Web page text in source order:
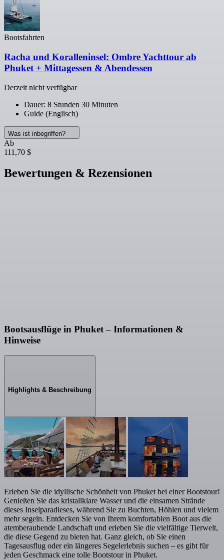
Bootsfahrten
Racha und Koralleninsel: Ombre Yachttour ab
Phuket + Mittagessen & Abendessen
Derzeit nicht verfügbar
Dauer: 8 Stunden 30 Minuten
Guide (Englisch)
Was ist inbegriffen?
Ab
111,70 $
Bewertungen & Rezensionen
Bootsausflüge in Phuket – Informationen &
Hinweise
Highlights & Beschreibung
Erleben Sie die idyllische Schönheit von Phuket bei einer Bootstour!
Genießen Sie das kristallklare Wasser und die einsamen Strände
dieses Inselparadieses, während Sie zu Buchten, Höhlen und vielem
mehr segeln. Entdecken Sie von Ihrem komfortablen Boot aus die
atemberaubende Landschaft und erleben Sie die vielfältige Tierwelt,
die diese Gegend zu bieten hat. Ganz gleich, ob Sie einen
Tagesausflug oder ein längeres Segelerlebnis suchen – es gibt für
jeden Geschmack eine tolle Bootstour in Phuket.